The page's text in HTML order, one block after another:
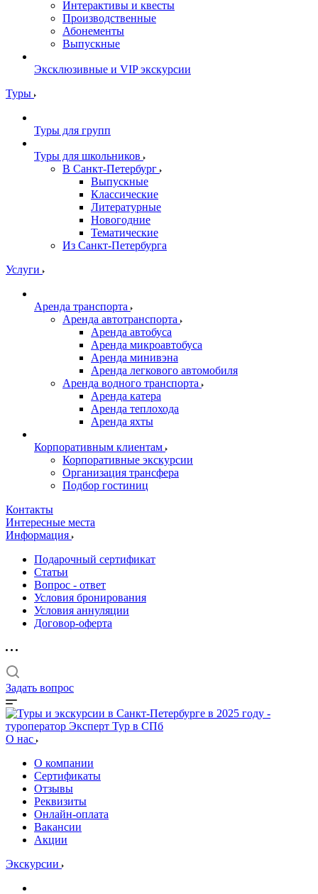
Интерактивы и квесты
Производственные
Абонементы
Выпускные
Эксклюзивные и VIP экскурсии
Туры
Туры для групп
Туры для школьников
В Санкт-Петербург
Выпускные
Классические
Литературные
Новогодние
Тематические
Из Санкт-Петербурга
Услуги
Аренда транспорта
Аренда автотранспорта
Аренда автобуса
Аренда микроавтобуса
Аренда минивэна
Аренда легкового автомобиля
Аренда водного транспорта
Аренда катера
Аренда теплохода
Аренда яхты
Корпоративным клиентам
Корпоративные экскурсии
Организация трансфера
Подбор гостиниц
Контакты
Интересные места
Информация
Подарочный сертификат
Статьи
Вопрос - ответ
Условия бронирования
Условия аннуляции
Договор-оферта
Задать вопрос
О нас
О компании
Сертификаты
Отзывы
Реквизиты
Онлайн-оплата
Вакансии
Акции
Экскурсии